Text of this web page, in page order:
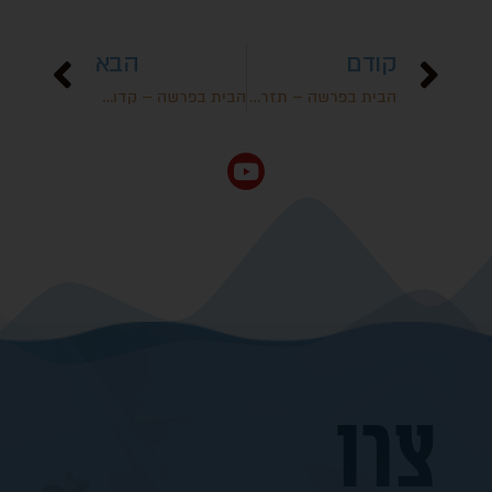
קודם
הבית בפרשה – תזריע
הבא
הבית בפרשה – קדושים